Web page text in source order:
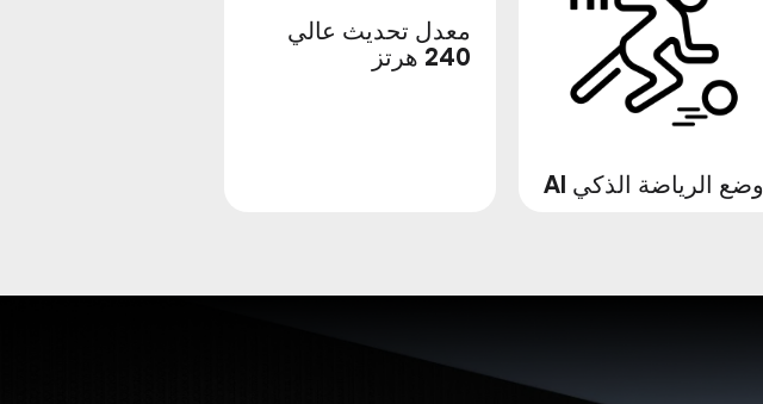
معدل تحديث عالي
240 هرتز
وضع الرياضة الذكي AI